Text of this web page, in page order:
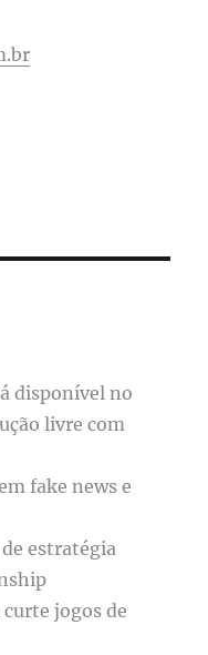
disponível no
livre com
fake news e
estratégia
jogos de